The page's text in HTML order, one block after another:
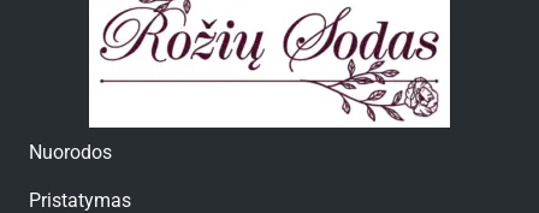
Nuorodos
Pristatymas